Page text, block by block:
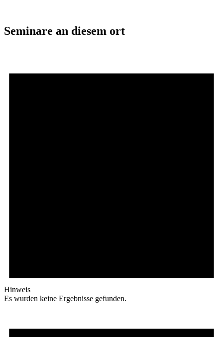
Seminare an diesem ort
Hinweis
Es wurden keine Ergebnisse gefunden.